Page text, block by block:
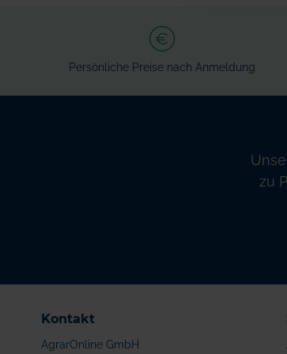
Persönliche Preise nach Anmeldung
zu
Kontakt
AgrarOnline GmbH